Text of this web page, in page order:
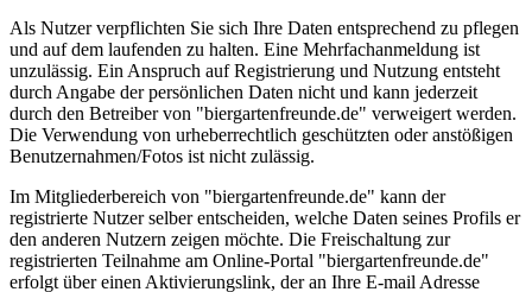
Als Nutzer verpflichten Sie sich Ihre Daten entsprechend zu pflegen
und auf dem laufenden zu halten. Eine Mehrfachanmeldung ist
unzulässig. Ein Anspruch auf Registrierung und Nutzung entsteht
durch Angabe der persönlichen Daten nicht und kann jederzeit
durch den Betreiber von "biergartenfreunde.de" verweigert werden.
Die Verwendung von urheberrechtlich geschützten oder anstößigen
Benutzernahmen/Fotos ist nicht zulässig.
Im Mitgliederbereich von "biergartenfreunde.de" kann der
registrierte Nutzer selber entscheiden, welche Daten seines Profils er
den anderen Nutzern zeigen möchte. Die Freischaltung zur
registrierten Teilnahme am Online-Portal "biergartenfreunde.de"
erfolgt über einen Aktivierungslink, der an Ihre E-mail Adresse